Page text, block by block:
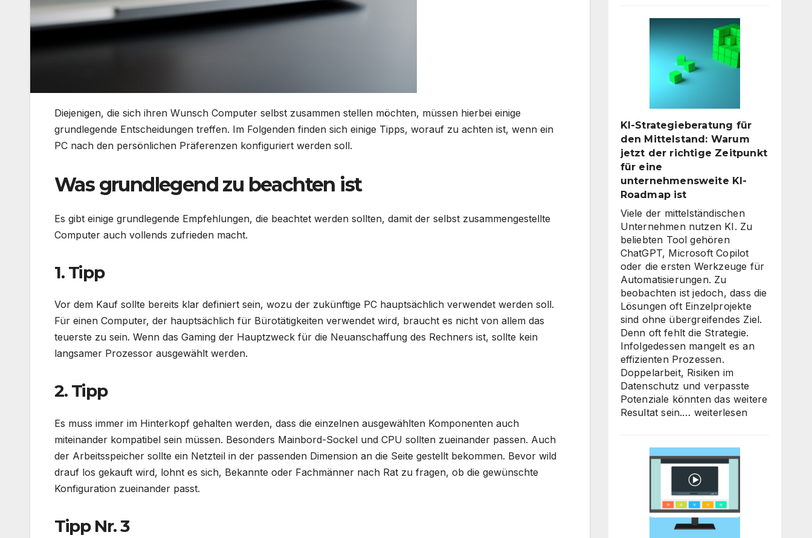
Diejenigen, die sich ihren Wunsch Computer selbst zusammen stellen möchten, müssen hierbei einige
grundlegende Entscheidungen treffen. Im Folgenden finden sich einige Tipps, worauf zu achten ist, wenn ein
PC nach den persönlichen Präferenzen konfiguriert werden soll.
Was grundlegend zu beachten ist
Es gibt einige grundlegende Empfehlungen, die beachtet werden sollten, damit der selbst zusammengestellte
Computer auch vollends zufrieden macht.
1. Tipp
Vor dem Kauf sollte bereits klar definiert sein, wozu der zukünftige PC hauptsächlich verwendet werden soll.
Für einen Computer, der hauptsächlich für Bürotätigkeiten verwendet wird, braucht es nicht von allem das
teuerste zu sein. Wenn das Gaming der Hauptzweck für die Neuanschaffung des Rechners ist, sollte kein
langsamer Prozessor ausgewählt werden.
2. Tipp
Es muss immer im Hinterkopf gehalten werden, dass die einzelnen ausgewählten Komponenten auch
miteinander kompatibel sein müssen. Besonders Mainbord-Sockel und CPU sollten zueinander passen. Auch
der Arbeitsspeicher sollte ein Netzteil in der passenden Dimension an die Seite gestellt bekommen. Bevor wild
drauf los gekauft wird, lohnt es sich, Bekannte oder Fachmänner nach Rat zu fragen, ob die gewünschte
Konfiguration zueinander passt.
Tipp Nr. 3
digitale
Assistenten
die
Kundenkommunikation
Level
heben
KI-Strategieberatung für
den Mittelstand: Warum
jetzt der richtige Zeitpunkt
für eine
unternehmensweite KI-
Roadmap ist
Viele der mittelständischen
Unternehmen nutzen KI. Zu
beliebten Tool gehören
ChatGPT, Microsoft Copilot
oder die ersten Werkzeuge für
Automatisierungen. Zu
beobachten ist jedoch, dass die
Lösungen oft Einzelprojekte
sind ohne übergreifendes Ziel.
Denn oft fehlt die Strategie.
Infolgedessen mangelt es an
effizienten Prozessen.
Doppelarbeit, Risiken im
Datenschutz und verpasste
Potenziale könnten das weitere
Resultat sein.… KI-
Mittelstand:
Warum
jetzt
der
richtige
Zeitpunkt
weiterlesen